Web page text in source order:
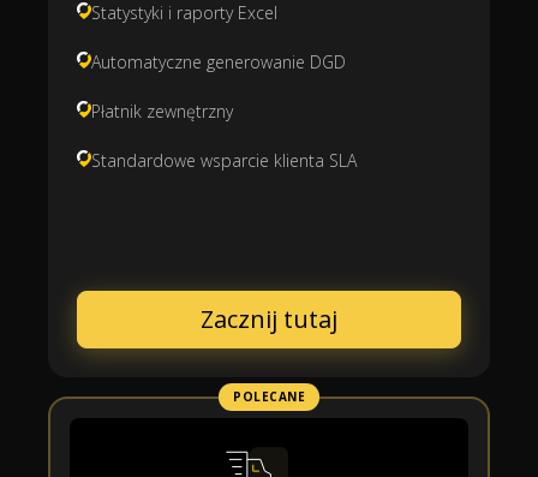
Statystyki i raporty Excel
Automatyczne generowanie DGD
Płatnik zewnętrzny
Standardowe wsparcie klienta SLA
Zacznij tutaj
POLECANE